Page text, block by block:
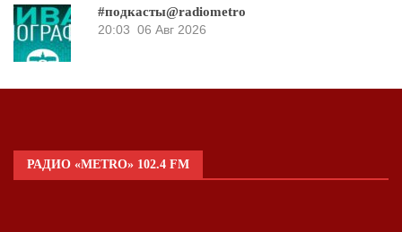
#подкасты@radiometro
20:03 06 Авг 2026
РАДИО «METRO» 102.4 FM